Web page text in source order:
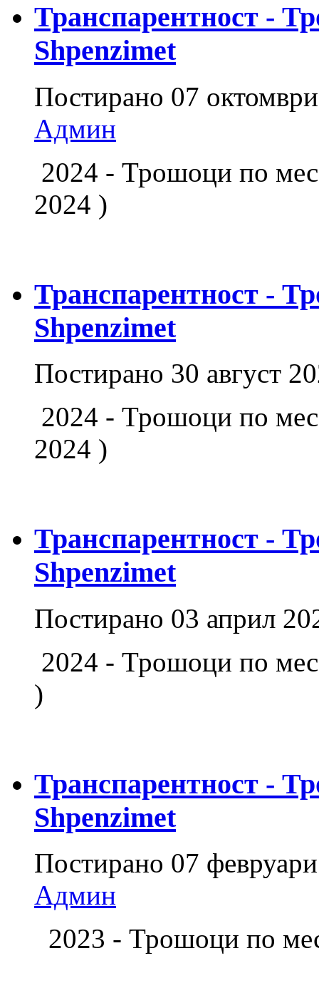
Транспарентност -
Shpenzimet
Постирано 07
Админ
2024 - Трошоци по
2024 )
Транспарентност -
Shpenzimet
Постирано 30 август
2024 - Трошоци по
2024 )
Транспарентност -
Shpenzimet
Постирано 03 април
2024 - Трошоци по
)
Транспарентност -
Shpenzimet
Постирано 07
Админ
2023 - Трошоци по